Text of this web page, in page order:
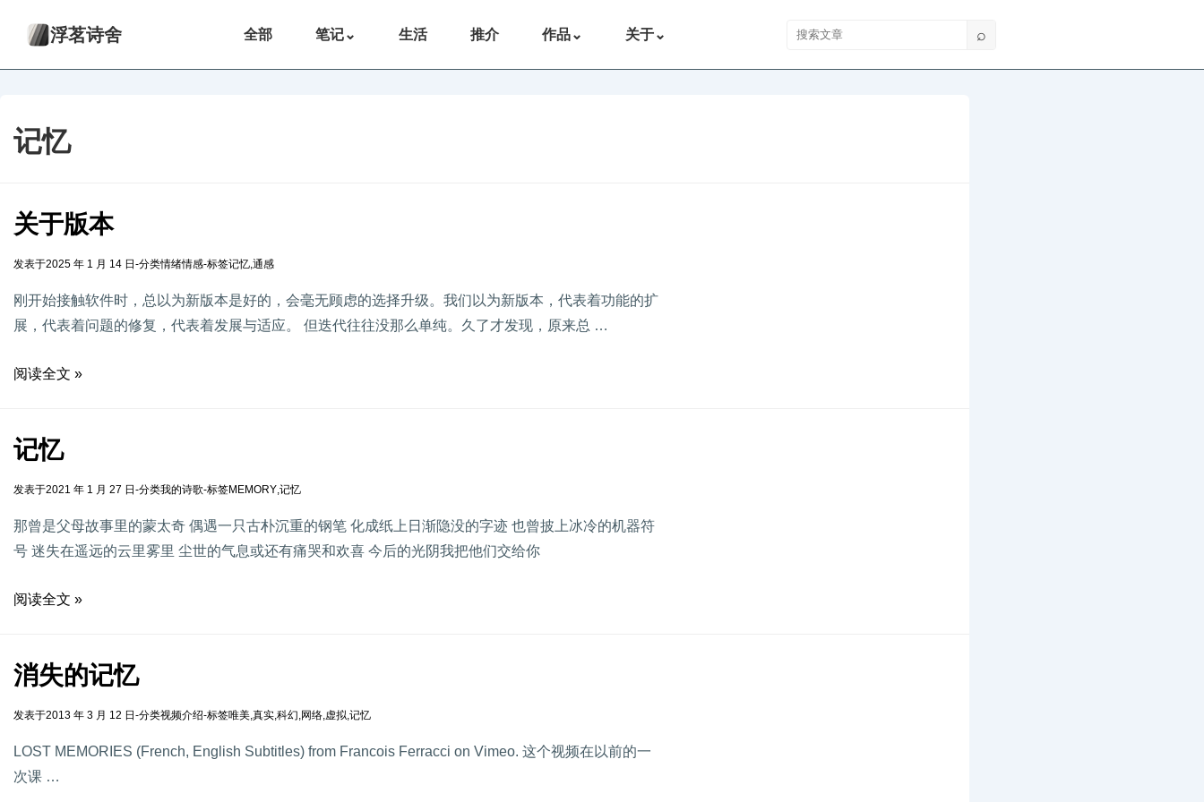
浮茗诗舍 全部 笔记⌄ 生活 推介 作品⌄ 关于⌄ 搜索文章 ⌕
记忆
关于版本
发表于2025 年 1 月 14 日 -分类情绪情感-标签记忆,通感
刚开始接触软件时，总以为新版本是好的，会毫无顾虑的选择升级。我们以为新版本，代表着功能的扩
展，代表着问题的修复，代表着发展与适应。 但迭代往往没那么单纯。久了才发现，原来总 …
阅读全文 »
记忆
发表于2021 年 1 月 27 日 -分类我的诗歌-标签MEMORY,记忆
那曾是父母故事里的蒙太奇 偶遇一只古朴沉重的钢笔 化成纸上日渐隐没的字迹 也曾披上冰冷的机器符
号 迷失在遥远的云里雾里 尘世的气息或还有痛哭和欢喜 今后的光阴我把他们交给你
阅读全文 »
消失的记忆
发表于2013 年 3 月 12 日 -分类视频介绍-标签唯美,真实,科幻,网络,虚拟,记忆
LOST MEMORIES (French, English Subtitles) from Francois Ferracci on Vimeo. 这个视频在以前的一
次课 …